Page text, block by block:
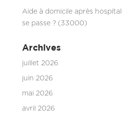
Aide à domicile après
se passe ? (33000)
Archives
juillet 2026
juin 2026
mai 2026
avril 2026